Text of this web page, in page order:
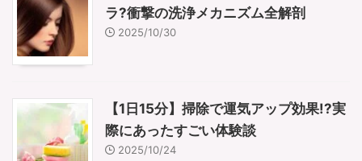
ラ?衝撃の洗浄メカニズム全解剖
2025/10/30
【1日15分】掃除で運気アップ効果!?実
際にあったすごい体験談
2025/10/24